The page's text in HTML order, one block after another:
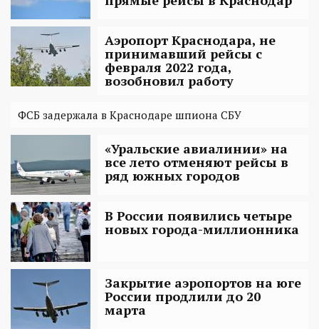
Аэропорт Краснодара, не
принимавший рейсы с
февраля 2022 года,
возобновил работу
ФСБ задержала в Краснодаре шпиона СБУ
«Уральские авиалинии» на
все лето отменяют рейсы в
ряд южных городов
В России появились четыре
новых города-миллионника
Закрытие аэропортов на юге
России продлили до 20
марта